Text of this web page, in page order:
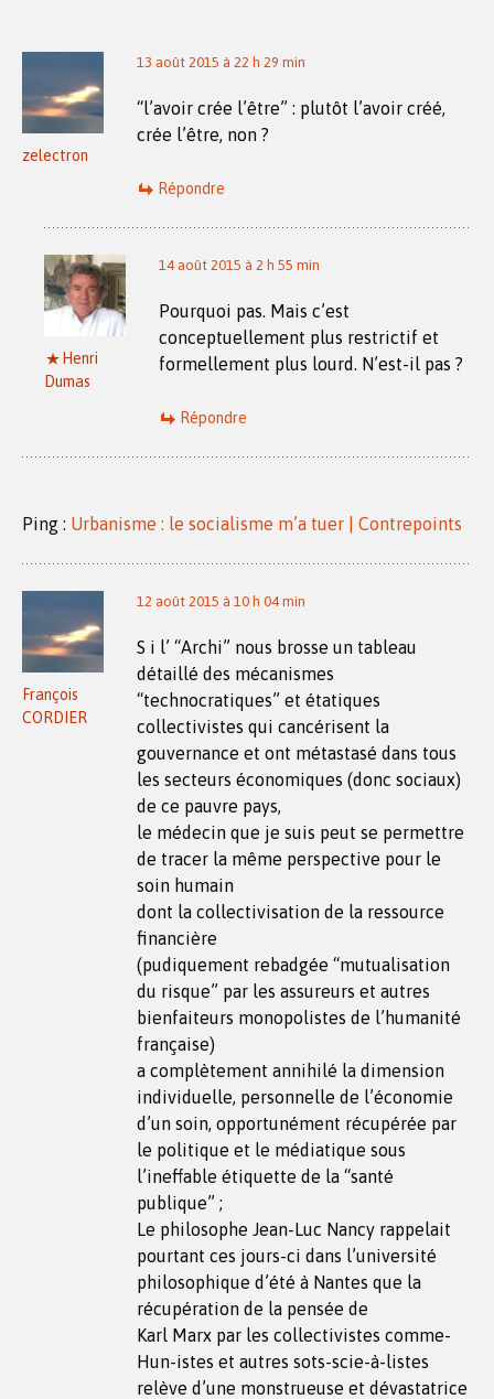
zelectron
13 août 2015 à 22 h 29 min
“l’avoir crée l’être” : plutôt l’avoir créé,
crée l’être, non ?
Répondre
Henri
Dumas
14 août 2015 à 2 h 55 min
Pourquoi pas. Mais c’est
conceptuellement plus restrictif et
formellement plus lourd. N’est-il pas ?
Répondre
Ping : Urbanisme : le socialisme m’a tuer | Contrepoints
François
CORDIER
12 août 2015 à 10 h 04 min
S i l’ “Archi” nous brosse un tableau
détaillé des mécanismes
“technocratiques” et étatiques
collectivistes qui cancérisent la
gouvernance et ont métastasé dans tous
les secteurs économiques (donc sociaux)
de ce pauvre pays,
le médecin que je suis peut se permettre
de tracer la même perspective pour le
soin humain
dont la collectivisation de la ressource
financière
(pudiquement rebadgée “mutualisation
du risque” par les assureurs et autres
bienfaiteurs monopolistes de l’humanité
française)
a complètement annihilé la dimension
individuelle, personnelle de l’économie
d’un soin, opportunément récupérée par
le politique et le médiatique sous
l’ineffable étiquette de la “santé
publique” ;
Le philosophe Jean-Luc Nancy rappelait
pourtant ces jours-ci dans l’université
philosophique d’été à Nantes que la
récupération de la pensée de
Karl Marx par les collectivistes comme-
Hun-istes et autres sots-scie-à-listes
relève d’une monstrueuse et dévastatrice